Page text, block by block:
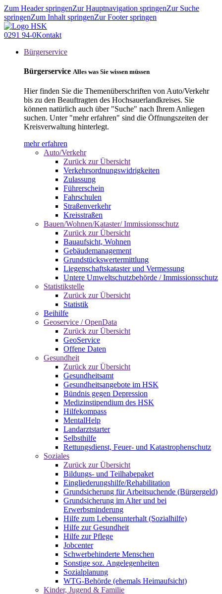
Zum Header springenZur Hauptnavigation springenZur Suche
springenZum Inhalt springenZur Footer springen
0291 94-0Kontakt
Bürgerservice
Bürgerservice Alles was Sie wissen müssen
Hier finden Sie die Themenüberschriften von Auto/Verkehr
bis zu den Beauftragten des Hochsauerlandkreises. Sie
können natürlich auch über "Suche" nach Ihrem Anliegen
suchen. Unter "mehr erfahren" sind die Öffnungszeiten der
Kreisverwaltung hinterlegt.
mehr erfahren
Auto/Verkehr
Zurück zur Übersicht
Verkehrsordnungswidrigkeiten
Zulassung
Führerschein
Fahrschulen
Straßenverkehr
Kreisstraßen
Bauen/Wohnen/Kataster/ Immissionsschutz
Zurück zur Übersicht
Bauaufsicht, Wohnen
Gebäudemanagement
Grundstückswertermittlung
Liegenschaftskataster und Vermessung
Untere Umweltschutzbehörde / Immissionsschutz
Statistikstelle
Zurück zur Übersicht
Statistik
Beihilfe
Geoservice / OpenData
Zurück zur Übersicht
GeoService
Offene Daten
Gesundheit
Zurück zur Übersicht
Gesundheitsamt
Gesundheitsangebote im HSK
Bündnis gegen Depression
Medizinstipendium des HSK
Hilfekompass
MentalHelp
Landarztstarter
Selbsthilfe
Rettungsdienst, Feuer- und Katastrophenschutz
Soziales
Zurück zur Übersicht
Bildungs- und Teilhabepaket
Eingliederungshilfe/Rehabilitation
Grundsicherung für Arbeitsuchende (Bürgergeld)
Grundsicherung im Alter und bei
Erwerbsminderung
Hilfe zum Lebensunterhalt (Sozialhilfe)
Hilfe zur Gesundheit
Hilfe zur Pflege
Jobcenter
Schwerbehinderte Menschen
Sonstige soz. Angelegenheiten
Sozialplanung
WTG-Behörde (ehemals Heimaufsicht)
Kinder, Jugend & Familie